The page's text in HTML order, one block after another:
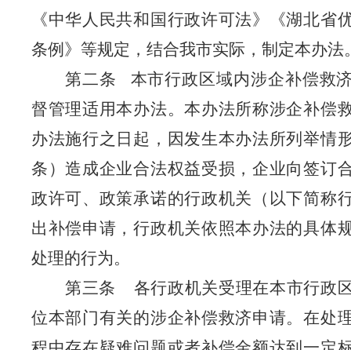
《中华人民共和国行政许可法》《湖北省
条例》等规定，结合我市实际，制定本办法
第二条
本市行政区域内涉企补偿救
督管理适用本办法。本办法所称涉企补偿
办法施行之日起，因发生本办法所列举情
条）造成企业合法权益受损，企业向签订
政许可、政策承诺的行政机关（以下简称
出补偿申请，行政机关依照本办法的具体
处理的行为。
第三条
各行政机关受理在本市行政
位本部门有关的涉企补偿救济申请。在处